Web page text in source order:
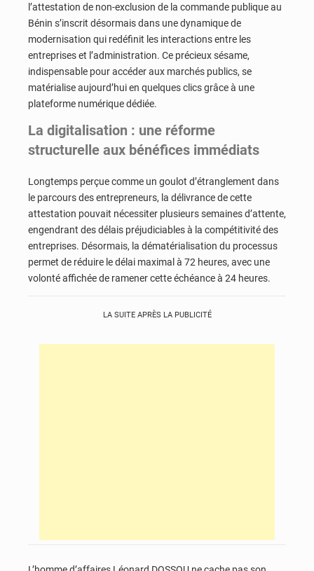
l’attestation de non-exclusion de la commande publique au
Bénin s’inscrit désormais dans une dynamique de
modernisation qui redéfinit les interactions entre les
entreprises et l’administration. Ce précieux sésame,
indispensable pour accéder aux marchés publics, se
matérialise aujourd’hui en quelques clics grâce à une
plateforme numérique dédiée.
La digitalisation : une réforme
structurelle aux bénéfices immédiats
Longtemps perçue comme un goulot d’étranglement dans
le parcours des entrepreneurs, la délivrance de cette
attestation pouvait nécessiter plusieurs semaines d’attente,
engendrant des délais préjudiciables à la compétitivité des
entreprises. Désormais, la dématérialisation du processus
permet de réduire le délai maximal à 72 heures, avec une
volonté affichée de ramener cette échéance à 24 heures.
LA SUITE APRÈS LA PUBLICITÉ